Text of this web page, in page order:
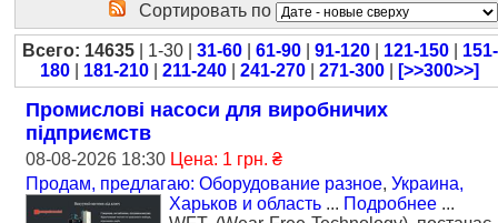
Сортировать по
Всего: 14635| 1-30 | 31-60| 61-90| 91-120| 121-150| 151-
180
181-210 211-240 241-270 271-300 [>>300>>]
Промислові насоси для виробничих
підприємств
08-08-2026 18:30 Цена: 1 грн. ₴
Продам, предлагаю: Оборудование разное, Украина,
Харьков и область ... Подробнее ...